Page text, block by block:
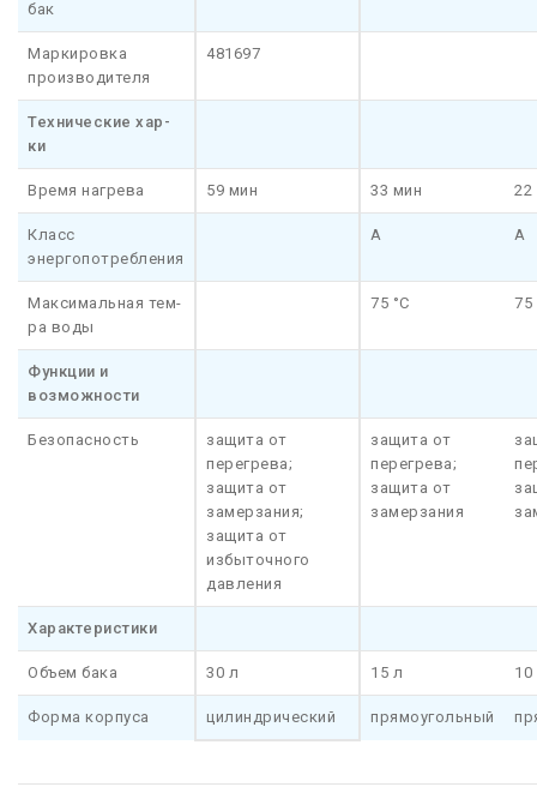
бак
Маркировка
производителя
481697
Технические хар-
ки
Время нагрева 59 мин 33 мин 22
Класс
энергопотребления
A A
Максимальная тем-
ра воды
75 °C 75
Функции и
возможности
Безопасность
защита от
перегрева;
защита от
замерзания;
защита от
избыточного
давления
защита от
перегрева;
защита от
замерзания
Характеристики
Объем бака 30 л 15 л 10
Форма корпуса цилиндрический прямоугольный